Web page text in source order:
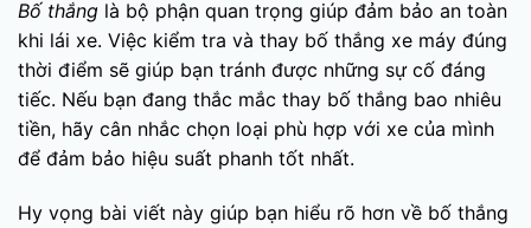
Bố thắng là bộ phận quan trọng giúp đảm bảo an toàn
khi lái xe. Việc kiểm tra và thay bố thắng xe máy đúng
thời điểm sẽ giúp bạn tránh được những sự cố đáng
tiếc. Nếu bạn đang thắc mắc thay bố thắng bao nhiêu
tiền, hãy cân nhắc chọn loại phù hợp với xe của mình
để đảm bảo hiệu suất phanh tốt nhất.
Hy vọng bài viết này giúp bạn hiểu rõ hơn về bố thắng